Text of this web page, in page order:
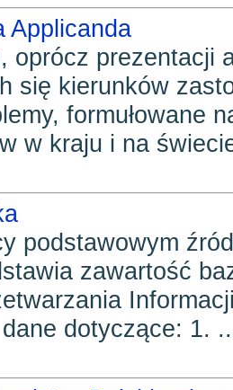
Applicanda
oprócz prezentacji
się kierunków
formułowane
w kraju i na
podstawowym
zawartość
dotyczące: 1.